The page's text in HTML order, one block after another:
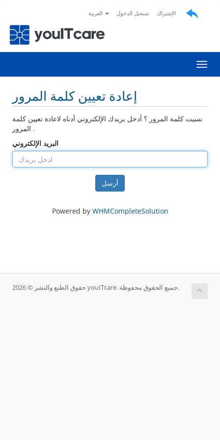
تسجيل الدخول الإشتراك
إعادة تعيين كلمة المرور
نسيت كلمة المرور ؟ أدخل بريدك الإلكتروني أدناه لاعادة تعيين كلمة
المرور .
البريد الإلكتروني
أرسل
Powered by WHMCompleteSolution
حقوق الطبع والنشر © 2026 youITcare. جميع الحقوق محفوظة.